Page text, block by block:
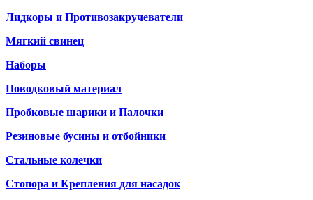
Лидкоры и Противозакручеватели
Мягкий свинец
Наборы
Поводковый материал
Пробковые шарики и Палочки
Резиновые бусины и отбойники
Стальные колечки
Стопора и Крепления для насадок